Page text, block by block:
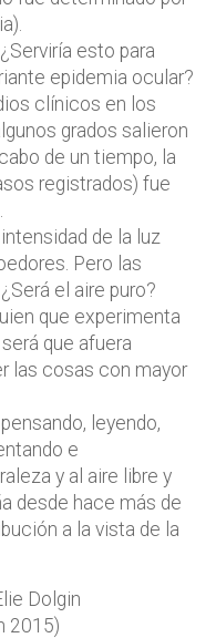
esto para
epidemia ocular?
clínicos en los
grados salieron
de un tiempo, la
registrados) fue
de la luz
Pero las
el aire puro?
que experimenta
que afuera
las cosas con mayor
leyendo,
e
y al aire libre y
desde hace más de
a la vista de la
Dolgin
2015)